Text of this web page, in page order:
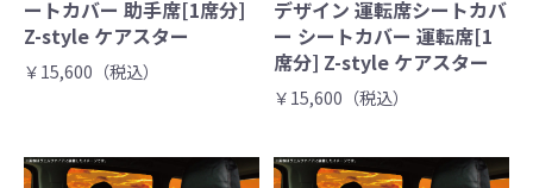
ートカバー 助手席[1席分]
Z-style ケアスター
￥15,600（税込）
デザイン 運転席シートカバ
ー シートカバー 運転席[1
席分] Z-style ケアスター
￥15,600（税込）